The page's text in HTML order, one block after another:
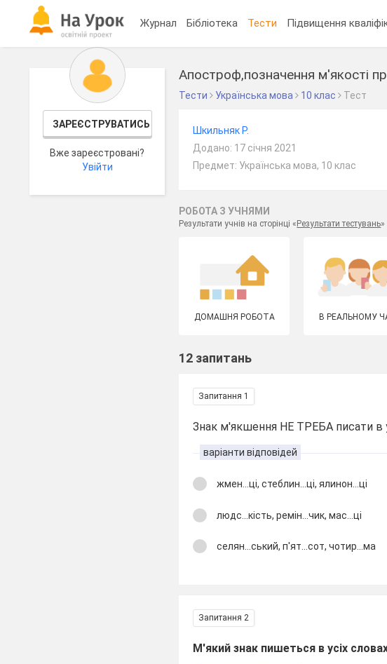
Журнал Бібліотека Тести Підвищення
ЗАРЕЄСТРУВАТИСЬ
Вже зареєстровані?
Увійти
Апостроф,позначення м'якості
Тести Українська мова 10 клас Тест
Шкильняк Р.
Додано: 17 січня 2021
Предмет: Українська мова, 10 клас
РОБОТА З УЧНЯМИ
Результати учнів на сторінці « Результати тестувань»
ДОМАШНЯ РОБОТА В РЕАЛЬНОМУ
12 запитань
Запитання 1
Знак м'якшення НЕ ТРЕБА писати в
варіанти відповідей
жмен...ці, стеблин...ці, ялинон...ці
людс...кість, ремін...чик, мас...ці
селян...ський, п'ят...сот, чотир...ма
Запитання 2
М'який знак пишеться в усіх